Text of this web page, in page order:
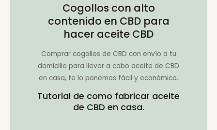
Cogollos con alto
contenido en CBD para
hacer aceite CBD
Comprar cogollos de CBD con envío a tu
domicilio para llevar a cabo aceite de CBD
en casa, te lo ponemos fácil y económico.
Tutorial de como fabricar aceite
de CBD en casa.